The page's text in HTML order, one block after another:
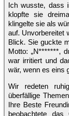
Ich wusste, dass
klopfte sie
klingelte sie als
auf. Unvorbereitet
Blick. Sie guckte
Motto: „N*******,
war irritiert und
wär, wenn es eins
Wir redeten
überfällige
Ihre Beste
beobachtete